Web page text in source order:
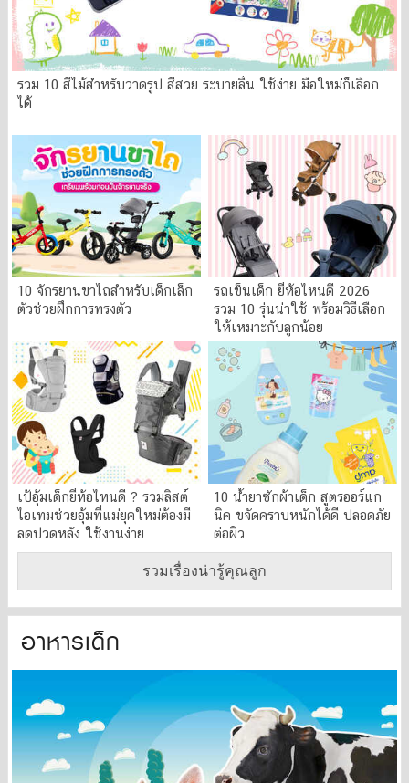
รวม 10 สีไม้สำหรับวาดรูป สีสวย ระบายลื่น ใช้ง่าย มือใหม่ก็เลือก
ได้
10 จักรยานขาไถสำหรับเด็กเล็ก
ตัวช่วยฝึกการทรงตัว
รถเข็นเด็ก ยี่ห้อไหนดี 2026
รวม 10 รุ่นน่าใช้ พร้อมวิธีเลือก
ให้เหมาะกับลูกน้อย
เป้อุ้มเด็กยี่ห้อไหนดี ? รวมลิสต์
ไอเทมช่วยอุ้มที่แม่ยุคใหม่ต้องมี
ลดปวดหลัง ใช้งานง่าย
10 น้ำยาซักผ้าเด็ก สูตรออร์แก
นิค ขจัดคราบหนักได้ดี ปลอดภัย
ต่อผิว
รวมเรื่องน่ารู้คุณลูก
อาหารเด็ก